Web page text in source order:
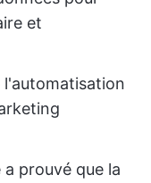
et
a prouvé que la